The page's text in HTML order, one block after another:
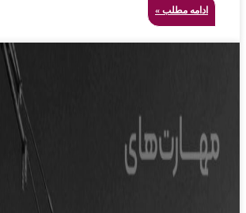
ادامه مطلب »